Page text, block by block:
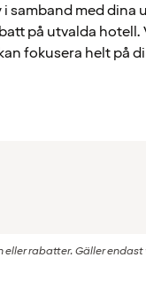
samband med dina
på utvalda
fokusera helt på
rabatter. Gäller